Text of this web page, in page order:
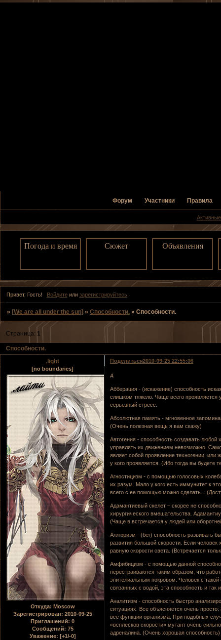
Форум Участники Правила
Погода и время Сюжет Объявления
Привет, Гость! Войдитеили зарегистрируйтесь
» [We are all under the sun] »Способности. »Способности.
Способности.
Страница: 1
Поделиться2010-09-25 22:55:06
.light
[no boundaries]
Откуда: Moscow
Зарегистрирован: 2010-09-25
Приглашений: 0
Сообщений: 75
Уважение: [+1/-0]
А
Абберация - (искажение) способность
слишком тяжело. Чаще всего проявляется
серьезный стресс.
Абсолютная память - мгновенное
(Очень полезная вещь я вам скажу)
Автогения - способность создавать любой
управлять их движением невозможно.
являет собой проявление техногении,
у кого проявляется. (Ибо тогда вы будете
Агностицизм - с помощью голосовых
их разум. Мало у кого есть иммунитет к
всего с ее помощью можно сделать...
Адамантиевый скелет – скорее не
хирургического вмешательства.
(Чаще в встречается у людей или
Аллюризм - (бег) способность развивать
развития большой скорости. Если
равную скорости света. (Встречается
Амфибицизм - с помощью данной
перестраиваются таким образом, что
эпителиальным покровом. Человек с
связанных с водой, эта способность и так
Аналитизм - способность быстро
ситуациях. Все объясняется очень
все функции организма. При подобных
«всплесков скорости» мутант очень
адреналина. (Очень хорошая способность)